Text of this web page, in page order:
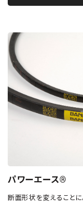
パワーエース®
断面形状を変えること